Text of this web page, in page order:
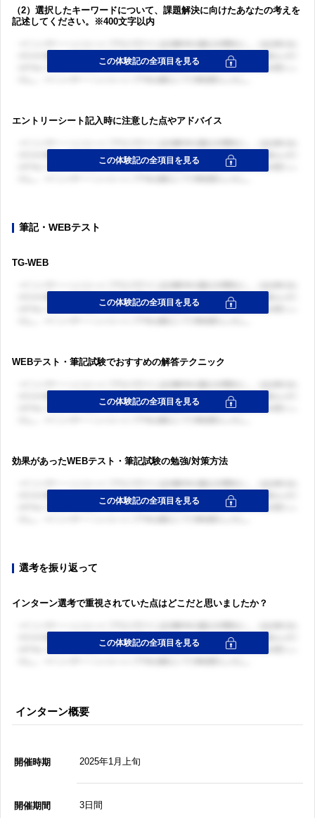
（2）選択したキーワードについて、課題解決に向けたあなたの考えを
記述してください。※400文字以内
エントリーシート記入時に注意した点やアドバイス
筆記・WEBテスト
TG-WEB
WEBテスト・筆記試験でおすすめの解答テクニック
効果があったWEBテスト・筆記試験の勉強/対策方法
選考を振り返って
インターン選考で重視されていた点はどこだと思いましたか？
インターン概要
開催時期 2025年1月上旬
開催期間 3日間